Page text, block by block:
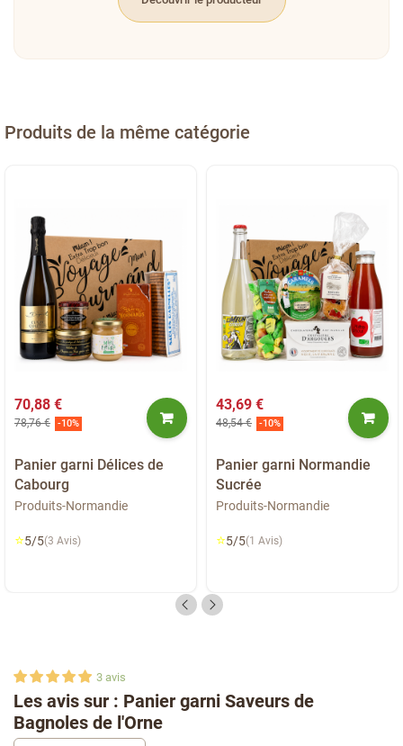
Produits de la même catégorie
70,88 €
78,76 € -10%
Panier garni Délices de
Cabourg
Produits-Normandie
⭐5/5(3 Avis)
43,69 €
48,54 € -10%
Panier garni Normandie
Sucrée
Produits-Normandie
⭐5/5(1 Avis)
Les avis sur : Panier garni Saveurs de
Bagnoles de l'Orne
3 avis